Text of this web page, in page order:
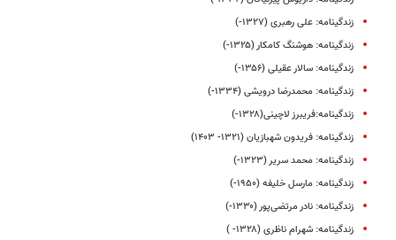
زندگینامه: علی رهبری (۱۳۲۷-)
زندگینامه: هوشنگ کامکار (۱۳۲۵-)
زندگینامه: سالار عقیلی (۱۳۵۶-)
زندگینامه: محمدرضا درویشی (۱۳۳۴-)
زندگینامه:فریبرز لاچینی(۱۳۲۸-)
زندگینامه: فریدون شهبازیان (۱۳۲۱- ۱۴۰۳)
زندگینامه: محمد سریر (۱۳۲۳-)
زندگینامه: مارسل خلیفه (۱۹۵۰-)
زندگینامه: نادر مرتضی‌پور (۱۳۳۰-)
زندگینامه: شهرام ناظری (۱۳۲۸- )